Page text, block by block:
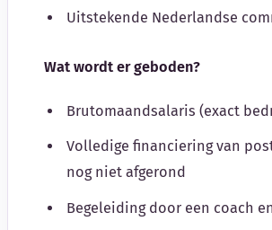
Uitstekende Nederlandse
Wat wordt er geboden?
Brutomaandsalaris (exact
Volledige financiering van
nog niet afgerond
Begeleiding door een coach